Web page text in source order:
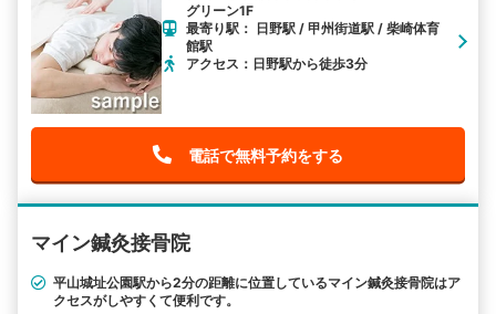
グリーン1F
最寄り駅： 日野駅 / 甲州街道駅 / 柴崎体育
館駅
アクセス：日野駅から徒歩3分
電話で無料予約をする
マイン鍼灸接骨院
平山城址公園駅から2分の距離に位置しているマイン鍼灸接骨院はア
クセスがしやすくて便利です。